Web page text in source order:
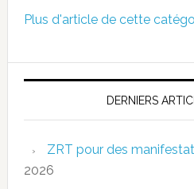
Plus d'article de cette
DERNIERS
ZRT pour des
2026